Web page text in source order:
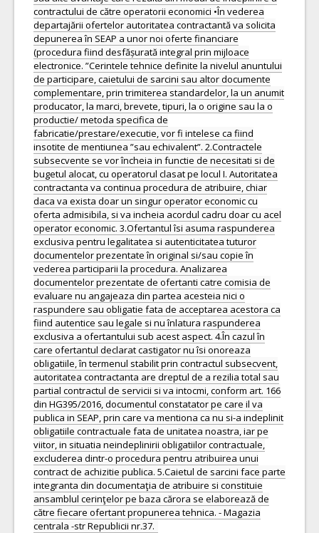
contractului de către operatorii economici •În vederea
departajării ofertelor autoritatea contractantă va solicita
depunerea în SEAP a unor noi oferte financiare
(procedura fiind desfășurată integral prin mijloace
electronice. ”Cerintele tehnice definite la nivelul anuntului
de participare, caietului de sarcini sau altor documente
complementare, prin trimiterea standardelor, la un anumit
producator, la marci, brevete, tipuri, la o origine sau la o
productie/ metoda specifica de
fabricatie/prestare/executie, vor fi intelese ca fiind
insotite de mentiunea ”sau echivalent”. 2.Contractele
subsecvente se vor încheia in functie de necesitati si de
bugetul alocat, cu operatorul clasat pe locul I. Autoritatea
contractanta va continua procedura de atribuire, chiar
daca va exista doar un singur operator economic cu
oferta admisibila, si va incheia acordul cadru doar cu acel
operator economic. 3.Ofertantul îsi asuma raspunderea
exclusiva pentru legalitatea si autenticitatea tuturor
documentelor prezentate în original si/sau copie în
vederea participarii la procedura. Analizarea
documentelor prezentate de ofertanti catre comisia de
evaluare nu angajeaza din partea acesteia nici o
raspundere sau obligatie fata de acceptarea acestora ca
fiind autentice sau legale si nu înlatura raspunderea
exclusiva a ofertantului sub acest aspect. 4.În cazul în
care ofertantul declarat castigator nu îsi onoreaza
obligatiile, în termenul stabilit prin contractul subsecvent,
autoritatea contractanta are dreptul de a rezilia total sau
partial contractul de servicii si va intocmi, conform art. 166
din HG395/2016, documentul constatator pe care il va
publica in SEAP, prin care va mentiona ca nu si-a indeplinit
obligatiile contractuale fata de unitatea noastra, iar pe
viitor, in situatia neindeplinirii obligatiilor contractuale,
excluderea dintr-o procedura pentru atribuirea unui
contract de achizitie publica. 5.Caietul de sarcini face parte
integranta din documentaţia de atribuire si constituie
ansamblul cerinţelor pe baza cărora se elaborează de
către fiecare ofertant propunerea tehnica. - Magazia
centrala -str Republicii nr.37.